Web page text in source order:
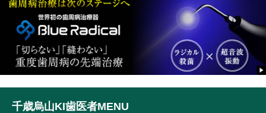
千歳烏山KI歯医者MENU